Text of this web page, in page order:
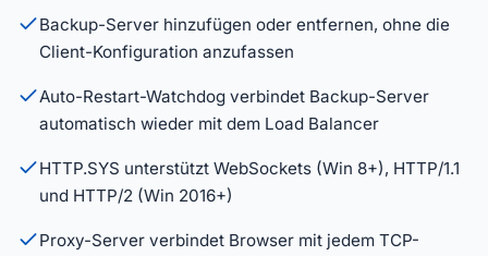
Backup-Server hinzufügen oder entfernen, ohne die
Client-Konfiguration anzufassen
Auto-Restart-Watchdog verbindet Backup-Server
automatisch wieder mit dem Load Balancer
HTTP.SYS unterstützt WebSockets (Win 8+), HTTP/1.1
und HTTP/2 (Win 2016+)
Proxy-Server verbindet Browser mit jedem TCP-